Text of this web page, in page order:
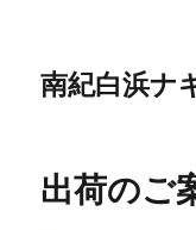
南紀白浜ナ
出荷のご